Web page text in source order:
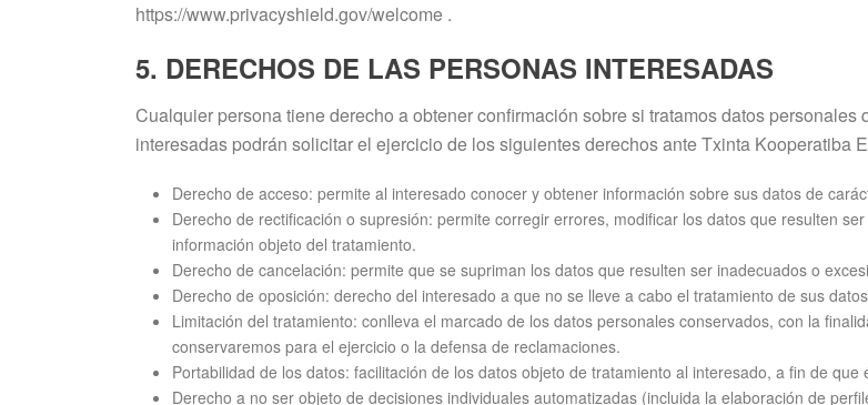
https://www.privacyshield.gov/welcome .
5. DERECHOS DE LAS PERSONAS INTERESADAS
Cualquier persona tiene derecho a obtener confirmación sobre si tratamos datos
interesadas podrán solicitar el ejercicio de los siguientes derechos ante Txinta Kooperatiba
Derecho de acceso: permite al interesado conocer y obtener información sobre sus datos de
Derecho de rectificación o supresión: permite corregir errores, modificar los datos que resulten
información objeto del tratamiento.
Derecho de cancelación: permite que se supriman los datos que resulten ser inadecuados o
Derecho de oposición: derecho del interesado a que no se lleve a cabo el tratamiento de sus
Limitación del tratamiento: conlleva el marcado de los datos personales conservados, con la
conservaremos para el ejercicio o la defensa de reclamaciones.
Portabilidad de los datos: facilitación de los datos objeto de tratamiento al interesado, a fin de
Derecho a no ser objeto de decisiones individuales automatizadas (incluida la elaboración de